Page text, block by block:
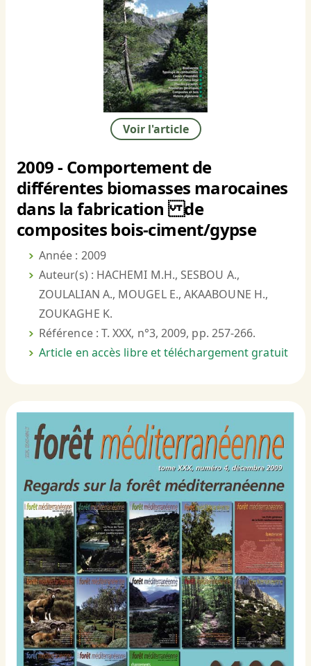
Voir l'article
2009 - Comportement de
différentes biomasses marocaines
dans la fabrication de
composites bois-ciment/gypse
Année : 2009
Auteur(s) : HACHEMI M.H., SESBOU A.,
ZOULALIAN A., MOUGEL E., AKAABOUNE H.,
ZOUKAGHE K.
Référence : T. XXX, n°3, 2009, pp. 257-266.
Article en accès libre et téléchargement gratuit